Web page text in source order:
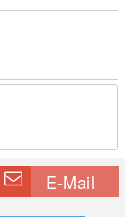
E-Mail